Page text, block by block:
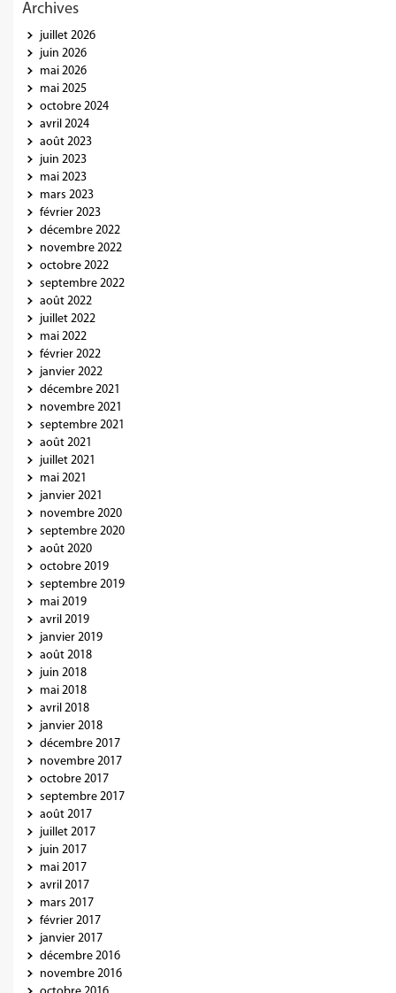
Archives
juillet 2026
juin 2026
mai 2026
mai 2025
octobre 2024
avril 2024
août 2023
juin 2023
mai 2023
mars 2023
février 2023
décembre 2022
novembre 2022
octobre 2022
septembre 2022
août 2022
juillet 2022
mai 2022
février 2022
janvier 2022
décembre 2021
novembre 2021
septembre 2021
août 2021
juillet 2021
mai 2021
janvier 2021
novembre 2020
septembre 2020
août 2020
octobre 2019
septembre 2019
mai 2019
avril 2019
janvier 2019
août 2018
juin 2018
mai 2018
avril 2018
janvier 2018
décembre 2017
novembre 2017
octobre 2017
septembre 2017
août 2017
juillet 2017
juin 2017
mai 2017
avril 2017
mars 2017
février 2017
janvier 2017
décembre 2016
novembre 2016